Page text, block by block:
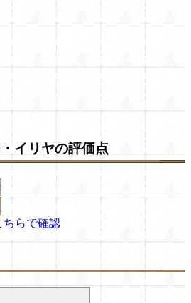
イリヤの評価点
ちらで確認